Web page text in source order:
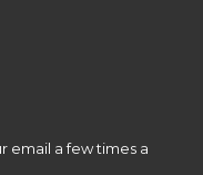
email a few times a